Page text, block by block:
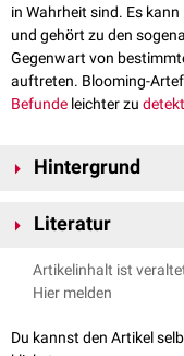
in Wahrheit sind. Es kann
und gehört zu den
Gegenwart von
auftreten. Blooming-
Befunde leichter zu
Hintergrund
beeinflussen und so zu
Metall(z.B.
Hämosiderin(z.B.
Gas(z.B. durch
Literatur
Radiopedia - Blooming
Artikelinhalt ist
Hier melden
Du kannst den Artikel